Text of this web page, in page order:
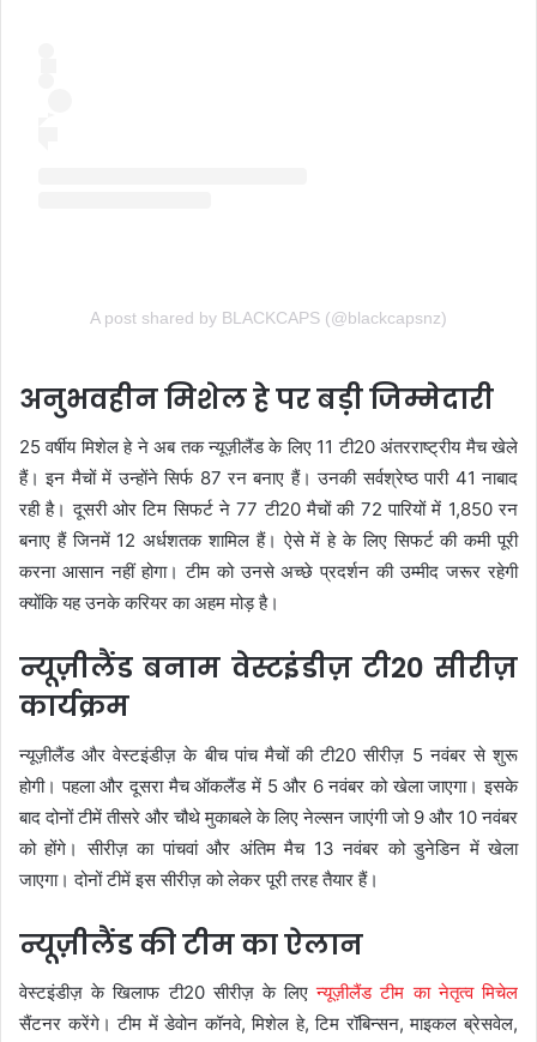
A post shared by BLACKCAPS (@blackcapsnz)
अनुभवहीन मिशेल हे पर बड़ी जिम्मेदारी
25 वर्षीय मिशेल हे ने अब तक न्यूज़ीलैंड के लिए 11 टी20 अंतरराष्ट्रीय मैच खेले
हैं। इन मैचों में उन्होंने सिर्फ 87 रन बनाए हैं। उनकी सर्वश्रेष्ठ पारी 41 नाबाद
रही है। दूसरी ओर टिम सिफर्ट ने 77 टी20 मैचों की 72 पारियों में 1,850 रन
बनाए हैं जिनमें 12 अर्धशतक शामिल हैं। ऐसे में हे के लिए सिफर्ट की कमी पूरी
करना आसान नहीं होगा। टीम को उनसे अच्छे प्रदर्शन की उम्मीद जरूर रहेगी
क्योंकि यह उनके करियर का अहम मोड़ है।
न्यूज़ीलैंड बनाम वेस्टइंडीज़ टी20 सीरीज़
कार्यक्रम
न्यूज़ीलैंड और वेस्टइंडीज़ के बीच पांच मैचों की टी20 सीरीज़ 5 नवंबर से शुरू
होगी। पहला और दूसरा मैच ऑकलैंड में 5 और 6 नवंबर को खेला जाएगा। इसके
बाद दोनों टीमें तीसरे और चौथे मुकाबले के लिए नेल्सन जाएंगी जो 9 और 10 नवंबर
को होंगे। सीरीज़ का पांचवां और अंतिम मैच 13 नवंबर को डुनेडिन में खेला
जाएगा। दोनों टीमें इस सीरीज़ को लेकर पूरी तरह तैयार हैं।
न्यूज़ीलैंड की टीम का ऐलान
वेस्टइंडीज़ के खिलाफ टी20 सीरीज़ के लिएन्यूज़ीलैंड टीम का नेतृत्व मिचेल
सैंटनर करेंगे। टीम में डेवोन कॉनवे, मिशेल हे, टिम रॉबिन्सन, माइकल ब्रेसवेल,